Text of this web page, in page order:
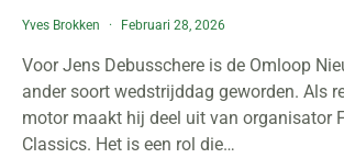
Yves Brokken Februari 28, 2026
Voor Jens Debusschere is de Omloop
ander soort wedstrijddag geworden. Als
motor maakt hij deel uit van organisator
Classics. Het is een rol die…